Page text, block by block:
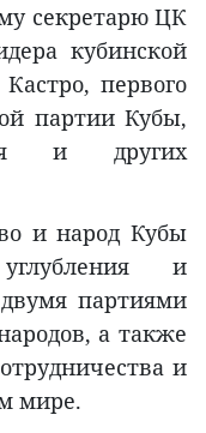
секретарю ЦК
кубинской
первого
партии Кубы,
и других
и народ Кубы
и
партиями
а также
и
мире.